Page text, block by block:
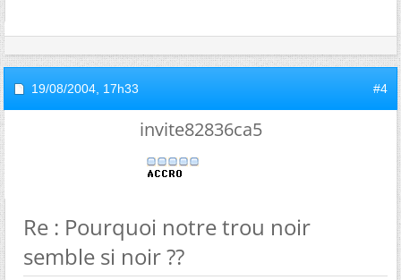
19/08/2004, 17h33 #4
invite82836ca5
Re : Pourquoi notre trou noir
semble si noir ??